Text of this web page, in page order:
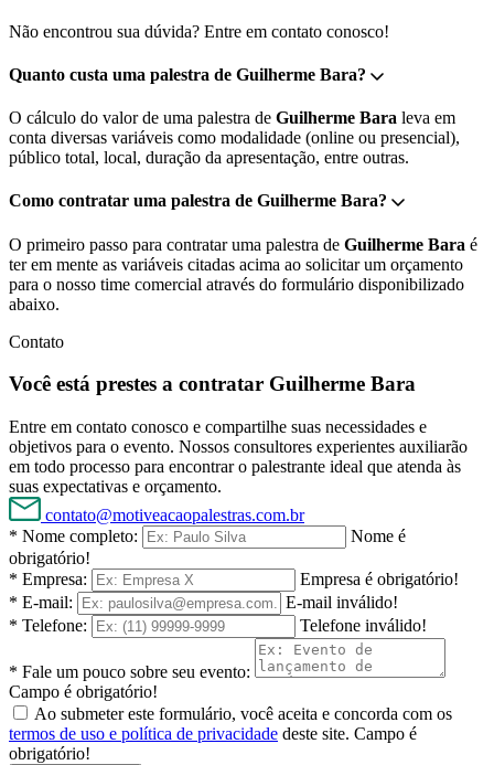
Não encontrou sua dúvida? Entre em contato conosco!
Quanto custa uma palestra de Guilherme Bara?
O cálculo do valor de uma palestra de Guilherme Bara leva em
conta diversas variáveis como modalidade (online ou presencial),
público total, local, duração da apresentação, entre outras.
Como contratar uma palestra de Guilherme Bara?
O primeiro passo para contratar uma palestra de Guilherme Bara é
ter em mente as variáveis citadas acima ao solicitar um orçamento
para o nosso time comercial através do formulário disponibilizado
abaixo.
Contato
Você está prestes a contratar Guilherme Bara
Entre em contato conosco e compartilhe suas necessidades e
objetivos para o evento. Nossos consultores experientes auxiliarão
em todo processo para encontrar o palestrante ideal que atenda às
suas expectativas e orçamento.
contato@motiveacaopalestras.com.br
* Nome completo:
Nome é
obrigatório!
* Empresa:
Empresa é obrigatório!
* E-mail:
E-mail inválido!
* Telefone:
Telefone inválido!
* Fale um pouco sobre seu evento:
Campo é obrigatório!
Ao submeter este formulário, você aceita e concorda com os
termos de uso e política de privacidade deste site. Campo é
obrigatório!